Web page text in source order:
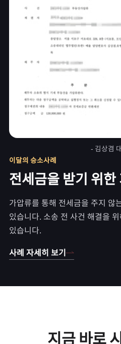
- 김상겸
이달의 승소사례
전세금을 받기 위
가압류를 통해 전세금을 주지 않
있습니다. 소송 전 사건 해결을
있습니다.
사례 자세히 보기
지금 바로